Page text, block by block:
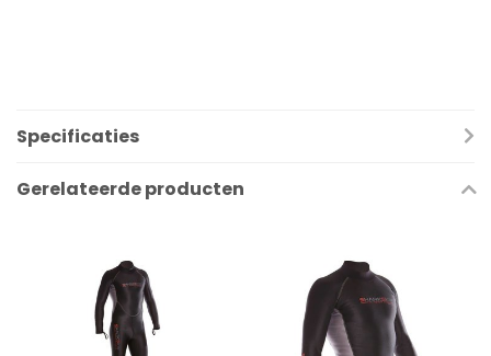
Specificaties
Gerelateerde producten